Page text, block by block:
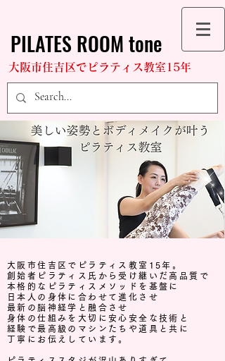
​PILATES ROOM tone
​大阪市住吉区でピラティス教室15年
大阪市住吉区でピラティス教室15年。
創始者ピラティス氏から受け継いだ高品質で
本格的なピラティスメソッドを基盤に
日本人の身体に合わせて進化させ
最新の脳神経学と融合させ
身体の仕組みを大切に安心安全な技術と
経験で最高級のマシンたちや道具と共に
丁寧にお伝えしています。